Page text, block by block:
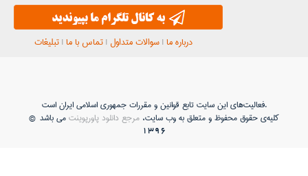
درباره ما |سوالات متداول |تماس با ما |تبلیغات
فعاليت‌های اين سايت تابع قوانين و مقررات جمهوری اسلامی ايران است.
کلیه‌ی حقوق محفوظ و متعلق به وب سایت،مرجع دانلود پاورپوینتمی باشد ©
1396